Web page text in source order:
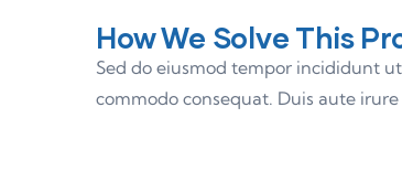
How We Solve This
Sed do eiusmod tempor incididunt
commodo consequat. Duis aute